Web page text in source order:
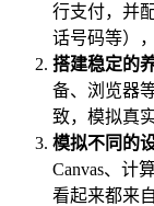
行支付，并
话号码等）
搭建稳定的
备、浏览器
致，模拟真
模拟不同的
Canvas、计
看起来都来